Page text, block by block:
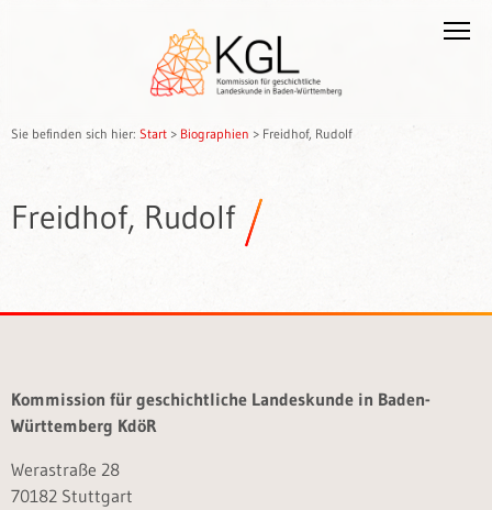
Sie befinden sich hier: Start > Biographien > Freidhof, Rudolf
Freidhof, Rudolf
Kommission für geschichtliche Landeskunde in Baden-
Württemberg KdöR
Werastraße 28
70182 Stuttgart